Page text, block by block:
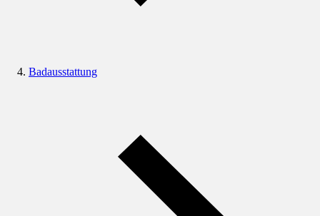
Badausstattung